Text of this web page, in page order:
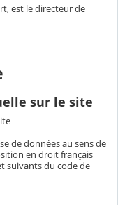
est le directeur de
sur le site
de données au sens de
en droit français
suivants du code de